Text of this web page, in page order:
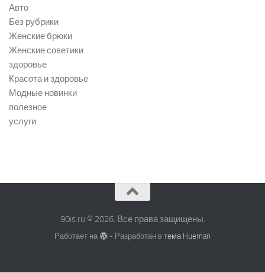
Авто
Без рубрики
Женские брюки
Женские советики
здоровье
Красота и здоровье
Модные новинки
полезное
услуги
90is.ru © 2026. Все права защищены.
Работает на - Разработан в тема Hueman